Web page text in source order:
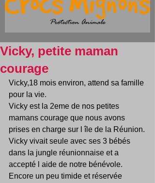
Vicky, petite maman
courage
Vicky,18 mois environ, attend sa famille
pour la vie.
Vicky est la 2eme de nos petites
mamans courage que nous avons
prises en charge sur l île de la Réunion.
Vicky vivait seule avec ses 3 bébés
dans la jungle réunionnaise et a
accepté l aide de notre bénévole.
Encore un peu timide et réservée